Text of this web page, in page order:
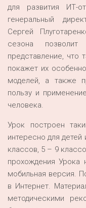
для развития ИТ-
генеральный
Сергей
сезона
представление, что
покажет их
моделей, а также
пользу и
человека.
Урок построен
интересно для
классов, 5 – 9
прохождения Урока
мобильная версия.
в Интернет.
методическими